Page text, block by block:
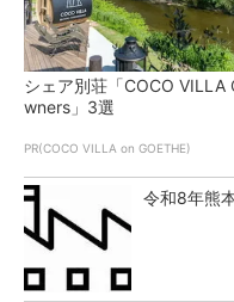
シェア別荘「COCO VILLA
wners」3選
PR(COCO VILLA on GOETHE)
令和8年熊